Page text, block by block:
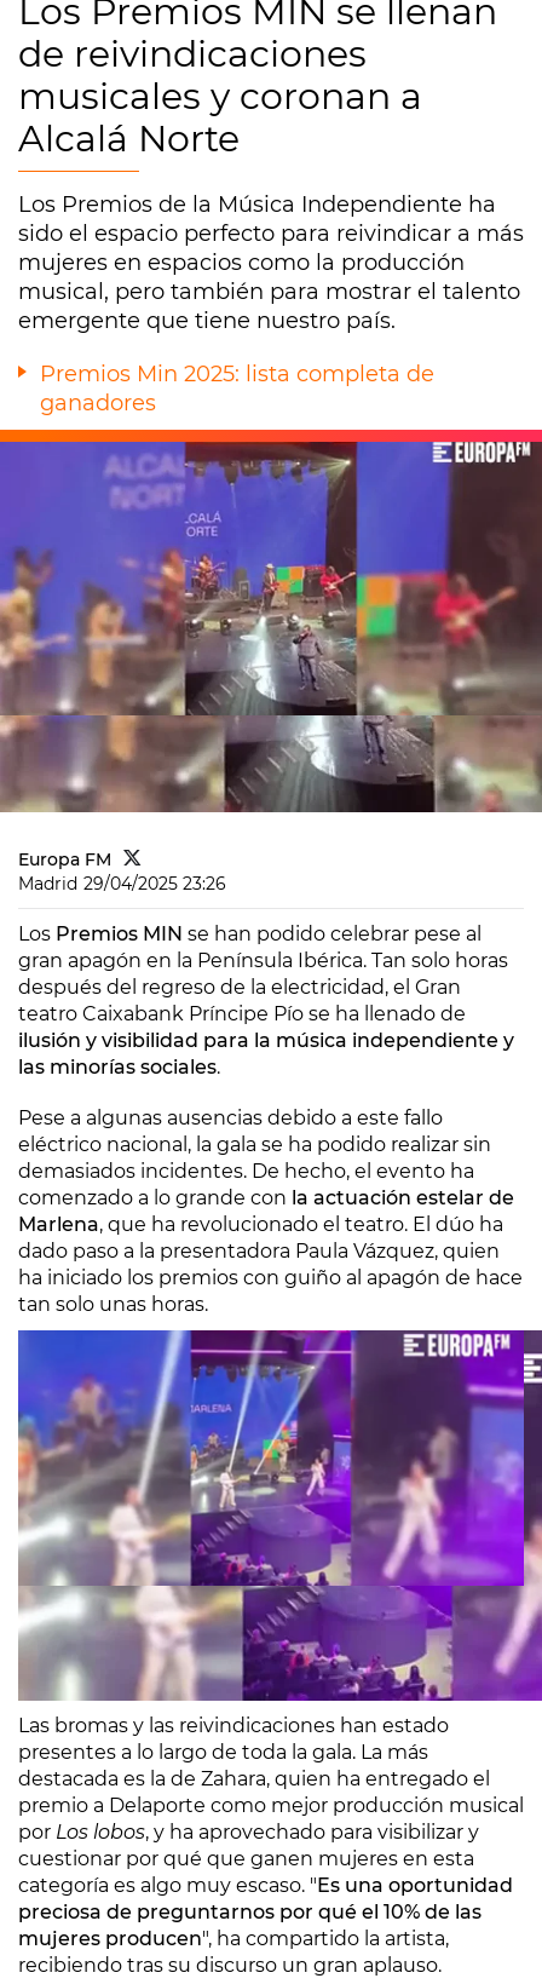
Los Premios MIN se llenan
de reivindicaciones
musicales y coronan a
Alcalá Norte
Los Premios de la Música Independiente ha
sido el espacio perfecto para reivindicar a más
mujeres en espacios como la producción
musical, pero también para mostrar el talento
emergente que tiene nuestro país.
Premios Min 2025: lista completa de
ganadores
Europa FM
Madrid 29/04/2025 23:26
Los Premios MIN se han podido celebrar pese al
gran apagón en la Península Ibérica. Tan solo horas
después del regreso de la electricidad, el Gran
teatro Caixabank Príncipe Pío se ha llenado de
ilusión y visibilidad para la música independiente y
las minorías sociales.
Pese a algunas ausencias debido a este fallo
eléctrico nacional, la gala se ha podido realizar sin
demasiados incidentes. De hecho, el evento ha
comenzado a lo grande con la actuación estelar de
Marlena, que ha revolucionado el teatro. El dúo ha
dado paso a la presentadora Paula Vázquez, quien
ha iniciado los premios con guiño al apagón de hace
tan solo unas horas.
Las bromas y las reivindicaciones han estado
presentes a lo largo de toda la gala. La más
destacada es la de Zahara, quien ha entregado el
premio a Delaporte como mejor producción musical
por Los lobos, y ha aprovechado para visibilizar y
cuestionar por qué que ganen mujeres en esta
categoría es algo muy escaso. "Es una oportunidad
preciosa de preguntarnos por qué el 10% de las
mujeres producen", ha compartido la artista,
recibiendo tras su discurso un gran aplauso.